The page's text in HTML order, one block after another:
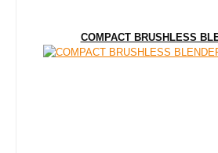
COMPACT BRUSHLESS